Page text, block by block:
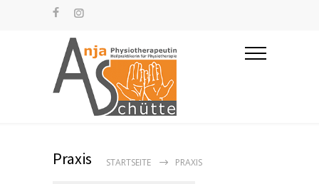
Praxis STARTSEITE PRAXIS